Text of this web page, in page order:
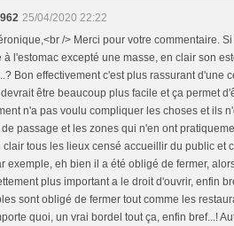
25/04/2020 22:22
/> Merci pour votre commentaire.
à l'estomac excepté une masse, en clair son
Bon effectivement c'est plus rassurant d'une
être beaucoup plus facile et ça permet
n'a pas voulu compliquer les choses et ils
passage et les zones qui n'en ont
clair tous les lieux censé accueillir du public et
exemple, eh bien il a été obligé de fermer,
plus important a le droit d'ouvrir, enfin
sont obligé de fermer tout comme les
quoi, un vrai bordel tout ça, enfin bref...!